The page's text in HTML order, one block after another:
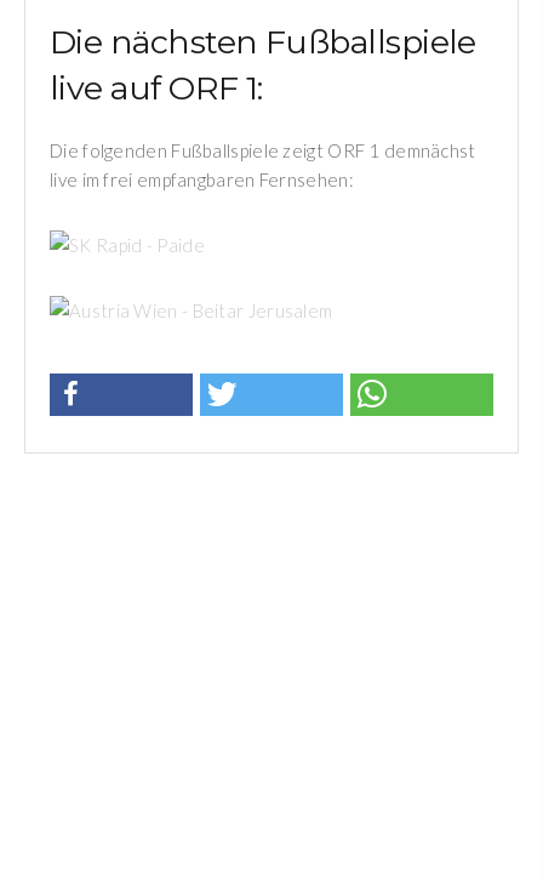
Die nächsten Fußballspiele
live auf ORF 1:
Die folgenden Fußballspiele zeigt ORF 1 demnächst
live im frei empfangbaren Fernsehen:
AUSTRIA WIEN - BEITAR